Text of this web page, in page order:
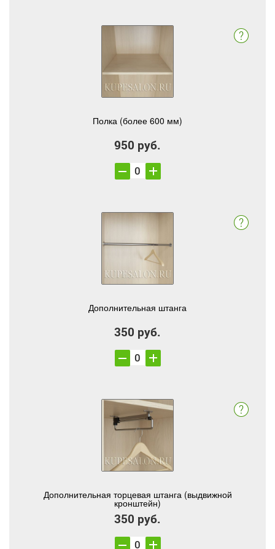
Полка (более 600 мм)
950 руб.
Дополнительная штанга
350 руб.
Дополнительная торцевая штанга (выдвижной
кронштейн)
350 руб.